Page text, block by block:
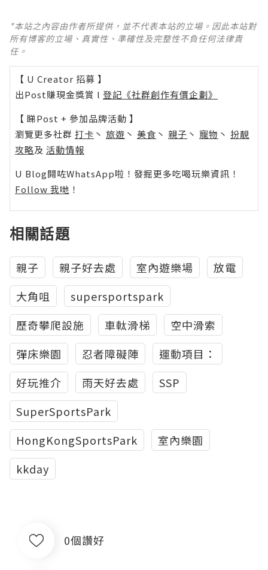
*本站之內容由作者所提供，並不代表本站的立場。因此本站對
所有博客的立場、真實性、準確性及完整性不負任何法律責
任。
【 U Creator 招募 】
出Post賺現金獎賞 l 登記《社群創作有價企劃》
【 睇Post + 參加品牌活動 】
瀏覽更多社群 打卡 丶 旅遊 丶 美食 丶 親子 丶 寵物 丶 扮靚
攻略及 活動情報
U Blog開咗WhatsApp啦！發掘更多吃喝玩樂資訊！
Follow 我哋 ！
相關話題
親子 親子好去處 室內遊樂場
放電
大角咀
supersportspark
歷奇攀爬設施
車軚滑梯
空中滑索
彈床樂園
忍者障礙陣
運動項目：
好玩推介
雨天好去處
SSP
SuperSportsPark
HongKongSportsPark
室內樂園
kkday
0個讚好